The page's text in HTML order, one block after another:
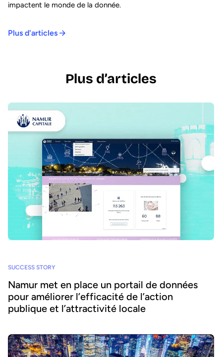
impactent le monde de la donnée.
Plus d'articles
Plus d’articles
SUCCESS STORY
Namur met en place un portail de données
pour améliorer l’efficacité de l’action
publique et l’attractivité locale